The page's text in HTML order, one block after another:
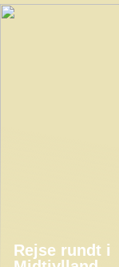
Rejse rundt i